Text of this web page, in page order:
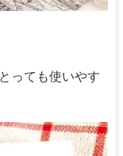
っても使いやす